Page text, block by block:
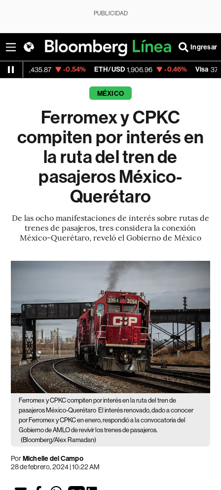
PUBLICIDAD
Ingresar
-0.54% ETH/USD 1,906.96 -0.46% Visa 370.47
MÉXICO
Ferromex y CPKC
compiten por interés en
la ruta del tren de
pasajeros México-
Querétaro
De las ocho manifestaciones de interés sobre rutas de
trenes de pasajeros, tres considera la conexión
México-Querétaro, reveló el Gobierno de México
Ferromex y CPKC compiten por interés en la ruta del tren de
pasajeros México-Querétaro El interés renovado, dado a conocer
por Ferromex y CPKC en enero, respondió a la convocatoria del
Gobierno de AMLO de revivir los trenes de pasajeros.
(Bloomberg/Alex Ramadan)
PorMichelle del Campo
28 de febrero, 2024 | 10:22 AM